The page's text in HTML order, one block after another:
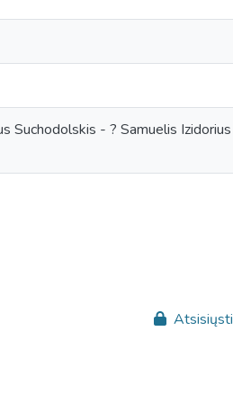
Suchodolskis - ? Samuelis Izidorius
Atsisiųsti